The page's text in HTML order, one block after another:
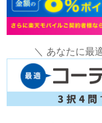
＼ あなたに最